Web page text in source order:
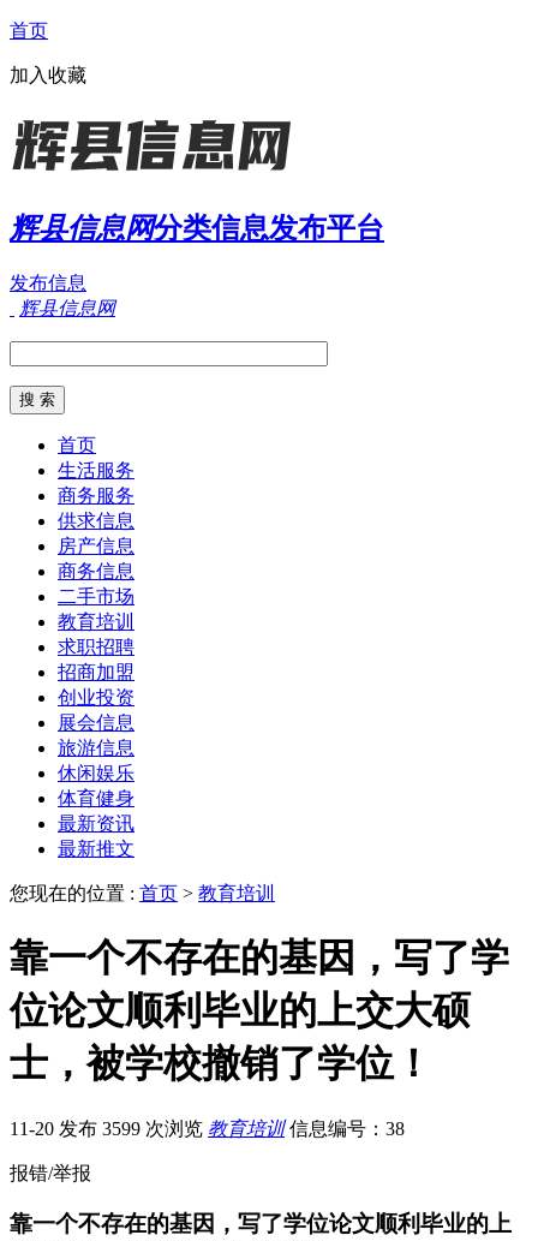
首页
加入收藏
辉县信息网分类信息发布平台
发布信息
辉县信息网
首页
生活服务
商务服务
供求信息
房产信息
商务信息
二手市场
教育培训
求职招聘
招商加盟
创业投资
展会信息
旅游信息
休闲娱乐
体育健身
最新资讯
最新推文
您现在的位置 : 首页 > 教育培训
靠一个不存在的基因，写了学
位论文顺利毕业的上交大硕
士，被学校撤销了学位！
11-20 发布 3599 次浏览 教育培训 信息编号：38
报错/举报
靠一个不存在的基因，写了学位论文顺利毕业的上